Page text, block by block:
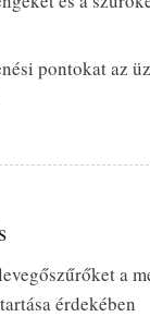
pontokat az
a
érdekében